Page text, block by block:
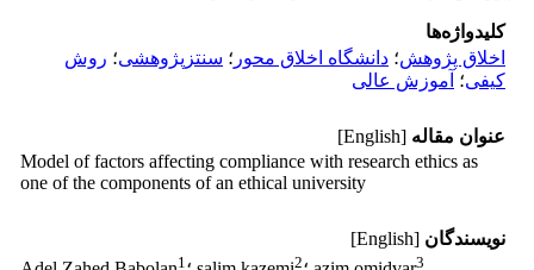
کلیدواژه‌ها
اخلاق پژوهش؛ دانشگاه اخلاق محور ؛ سنتزپژوهشی؛ روش
کیفی؛ آموزش عالی
عنوان مقاله [English]
Model of factors affecting compliance with research ethics as
one of the components of an ethical university
نویسندگان [English]
1 2
3